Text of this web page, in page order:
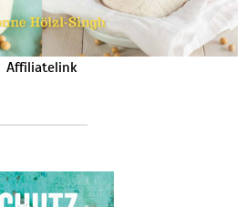
Affiliatelink